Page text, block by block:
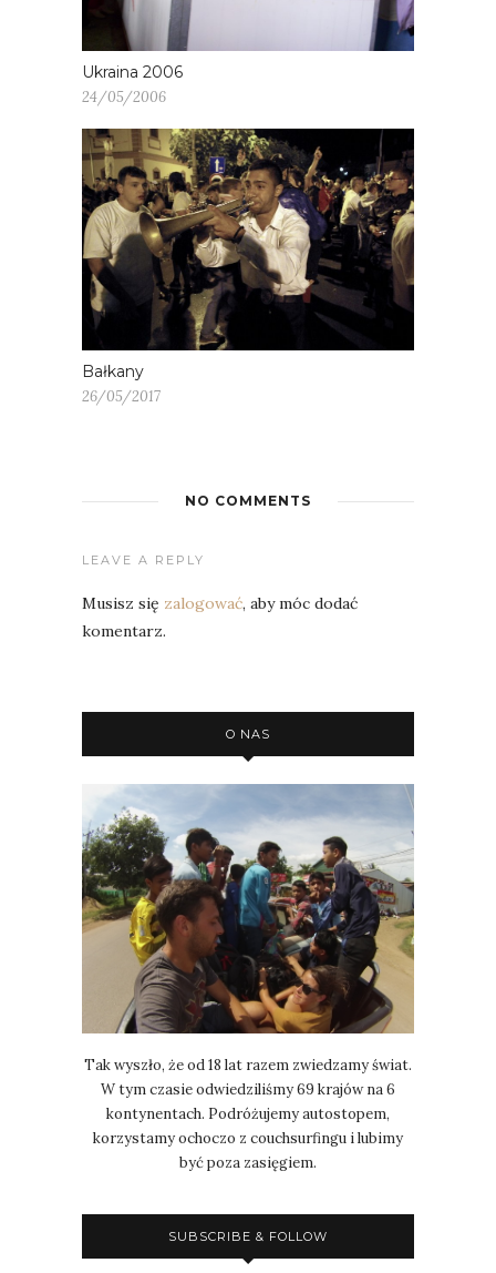
Ukraina 2006
24/05/2006
Bałkany
26/05/2017
NO COMMENTS
LEAVE A REPLY
Musisz się zalogować, aby móc dodać
komentarz.
O NAS
Tak wyszło, że od 18 lat razem zwiedzamy świat.
W tym czasie odwiedziliśmy 69 krajów na 6
kontynentach. Podróżujemy autostopem,
korzystamy ochoczo z couchsurfingu i lubimy
być poza zasięgiem.
SUBSCRIBE & FOLLOW